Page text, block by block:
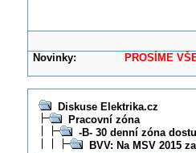
Novinky: PROSÍME
Diskuse Elektrika.cz
Pracovní zóna
-B- 30 denní zóna
BVV: Na MSV 2015